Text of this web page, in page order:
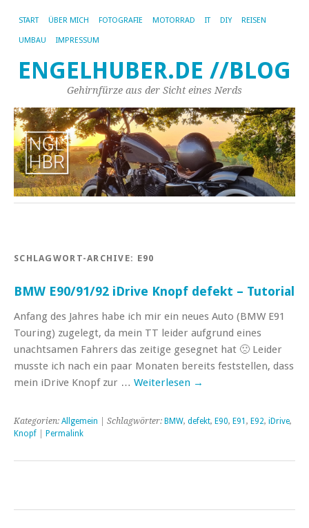
START ÜBER MICH FOTOGRAFIE MOTORRAD IT DIY REISEN
UMBAU IMPRESSUM
ENGELHUBER.DE //BLOG
Gehirnfürze aus der Sicht eines Nerds
SCHLAGWORT-ARCHIVE: E90
BMW E90/91/92 iDrive Knopf defekt – Tutorial
Anfang des Jahres habe ich mir ein neues Auto (BMW E91
Touring) zugelegt, da mein TT leider aufgrund eines
unachtsamen Fahrers das zeitige gesegnet hat 🙁 Leider
musste ich nach ein paar Monaten bereits feststellen, dass
mein iDrive Knopf zur … Weiterlesen →
Kategorien: Allgemein | Schlagwörter: BMW, defekt, E90, E91 , E92, iDrive,
Knopf
Permalink